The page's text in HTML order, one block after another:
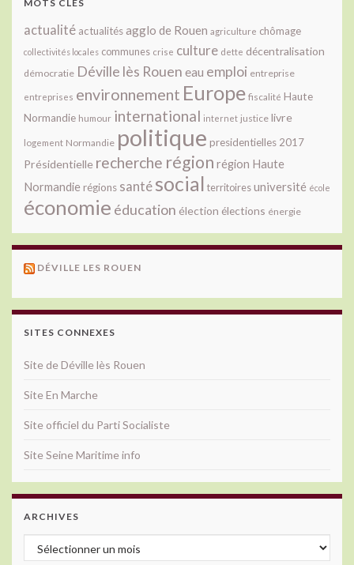
MOTS CLÉS
actualité actualitésagglo de Rouen agriculture chômage
collectivités locales communes crise culture dette décentralisation
démocratie Déville lès Rouen eau emploi entreprise
entreprises environnement Europe fiscalité Haute
Normandie humour international internet justice livre
logement Normandie politique presidentielles 2017
Présidentielle recherche région région Haute
Normandie régions santésocial territoiresuniversité école
économie éducation élection élections énergie
DÉVILLE LES ROUEN
SITES CONNEXES
Site de Déville lès Rouen
Site En Marche
Site officiel du Parti Socialiste
Site Seine Maritime info
ARCHIVES
Archives